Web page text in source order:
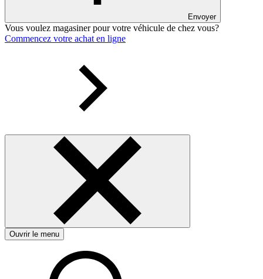
Envoyer
Vous voulez magasiner pour votre véhicule de chez vous?
Commencez votre achat en ligne
Ouvrir le menu